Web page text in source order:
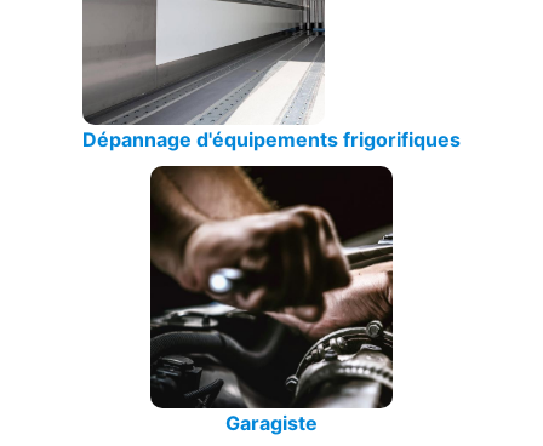
Dépannage d'équipements frigorifiques
Garagiste